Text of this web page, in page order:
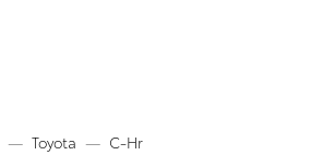
Toyota C-Hr